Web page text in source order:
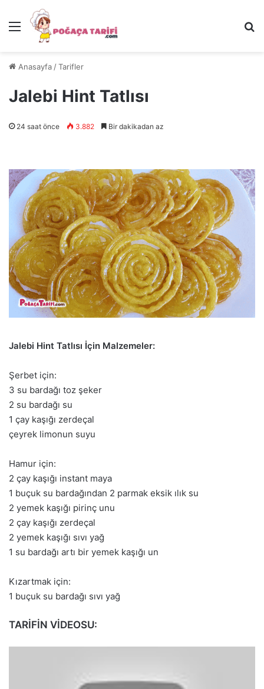
Menü
Anasayfa /Tarifler
Jalebi Hint Tatlısı
24 saat önce 3.882 Bir dakikadan az
Jalebi Hint Tatlısı İçin Malzemeler:
Şerbet için:
3 su bardağı toz şeker
2 su bardağı su
1 çay kaşığı zerdeçal
çeyrek limonun suyu
Hamur için:
2 çay kaşığı instant maya
1 buçuk su bardağından 2 parmak eksik ılık su
2 yemek kaşığı pirinç unu
2 çay kaşığı zerdeçal
2 yemek kaşığı sıvı yağ
1 su bardağı artı bir yemek kaşığı un
Kızartmak için:
1 buçuk su bardağı sıvı yağ
TARİFİN VİDEOSU: